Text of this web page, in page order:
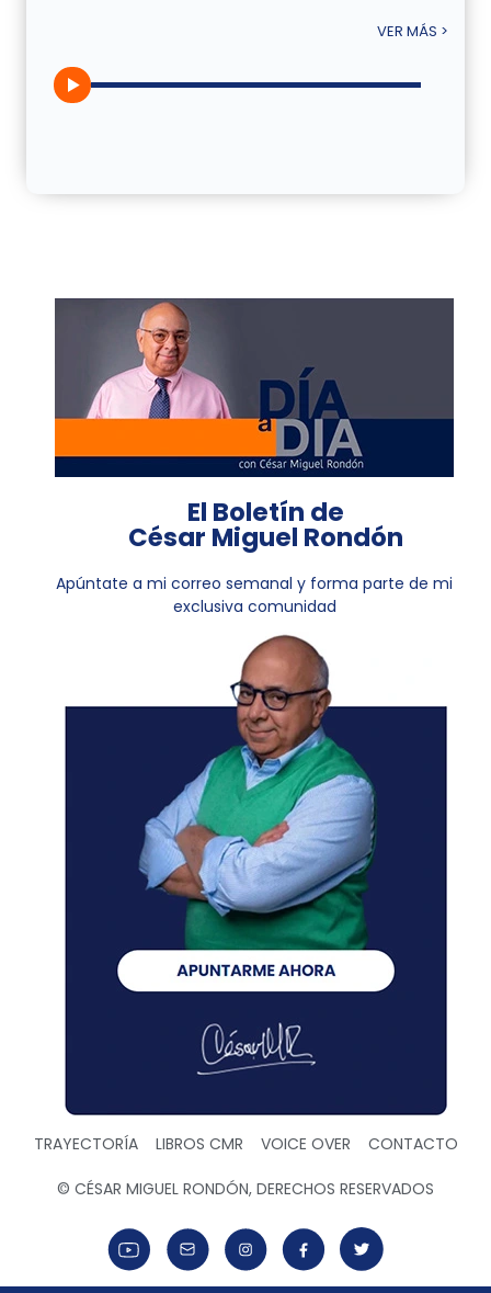
VER MÁS >
El Boletín de
César Miguel Rondón
Apúntate a mi correo semanal y forma parte de mi
exclusiva comunidad
TRAYECTORÍA LIBROS CMR VOICE OVER CONTACTO
© CÉSAR MIGUEL RONDÓN, DERECHOS RESERVADOS